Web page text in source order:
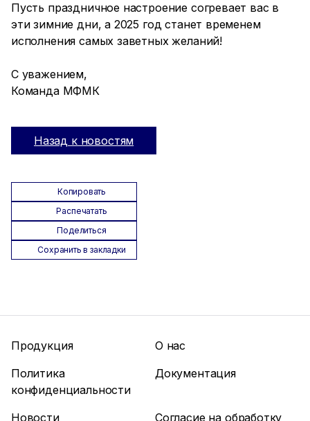
Пусть праздничное настроение согревает вас в
эти зимние дни, а 2025 год станет временем
исполнения самых заветных желаний!
С уважением,
Команда МФМК
Назад к новостям
Копировать
Распечатать
Поделиться
Сохранить в закладки
Продукция
О нас
Политика
конфиденциальности
Документация
Новости Согласие на обработку